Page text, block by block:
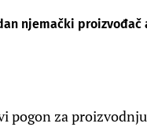
njemački
pogon za